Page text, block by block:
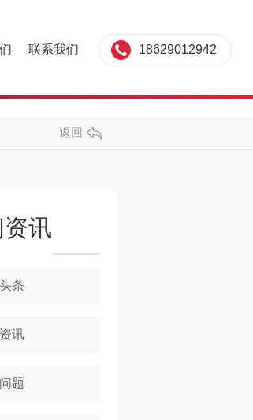
联系我们 18629012942
返回
讯
条
讯
题